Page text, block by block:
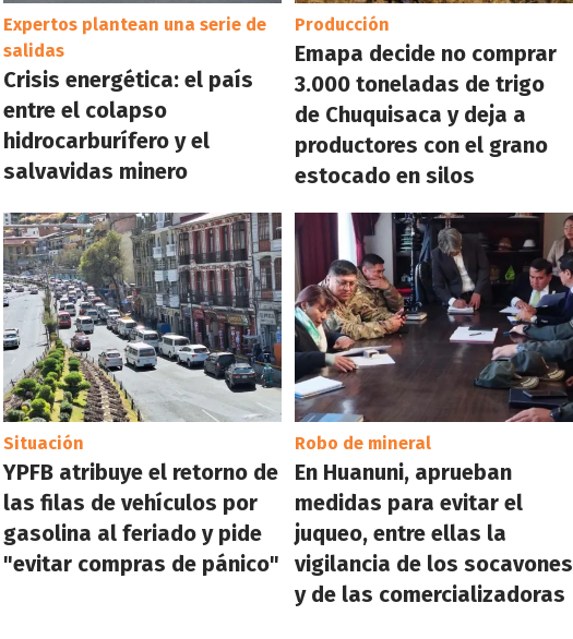
Expertos plantean una serie de
salidas
Crisis energética: el país
entre el colapso
hidrocarburífero y el
salvavidas minero
Producción
Emapa decide no comprar
3.000 toneladas de trigo
de Chuquisaca y deja a
productores con el grano
estocado en silos
Situación
YPFB atribuye el retorno de
las filas de vehículos por
gasolina al feriado y pide
"evitar compras de pánico"
Robo de mineral
En Huanuni, aprueban
medidas para evitar el
juqueo, entre ellas la
vigilancia de los socavones
y de las comercializadoras